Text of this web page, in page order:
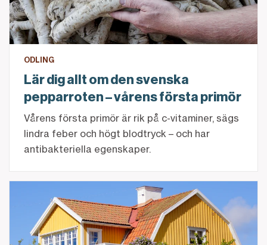
ODLING
Lär dig allt om den svenska
pepparroten – vårens första primör
Vårens första primör är rik på c-vitaminer, sägs
lindra feber och högt blodtryck – och har
antibakteriella egenskaper.
Vad är amortering? Vi reder ut begreppet